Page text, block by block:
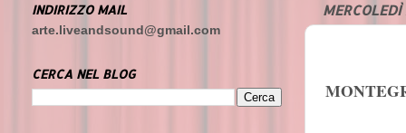
INDIRIZZO MAIL
arte.liveandsound@gmail.com
CERCA NEL BLOG